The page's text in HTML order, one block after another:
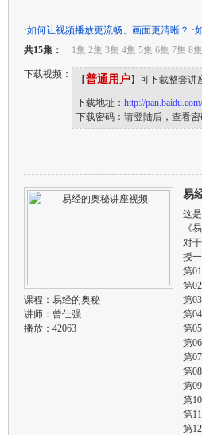
·如何让视频播放更流畅、画面更清晰？ ·
共15集：
1集 2集 3集 4集 5集 6集 7集 8
下载视频： 【普通用户】可下载整套讲
下载地址： http://
下载密码：请登陆后，查看
课程： 易经的奥秘
讲师： 曾仕强
播放：42063
易
这
《
对
授
第
第
第
第
第
第
第
第
第
第
第
第